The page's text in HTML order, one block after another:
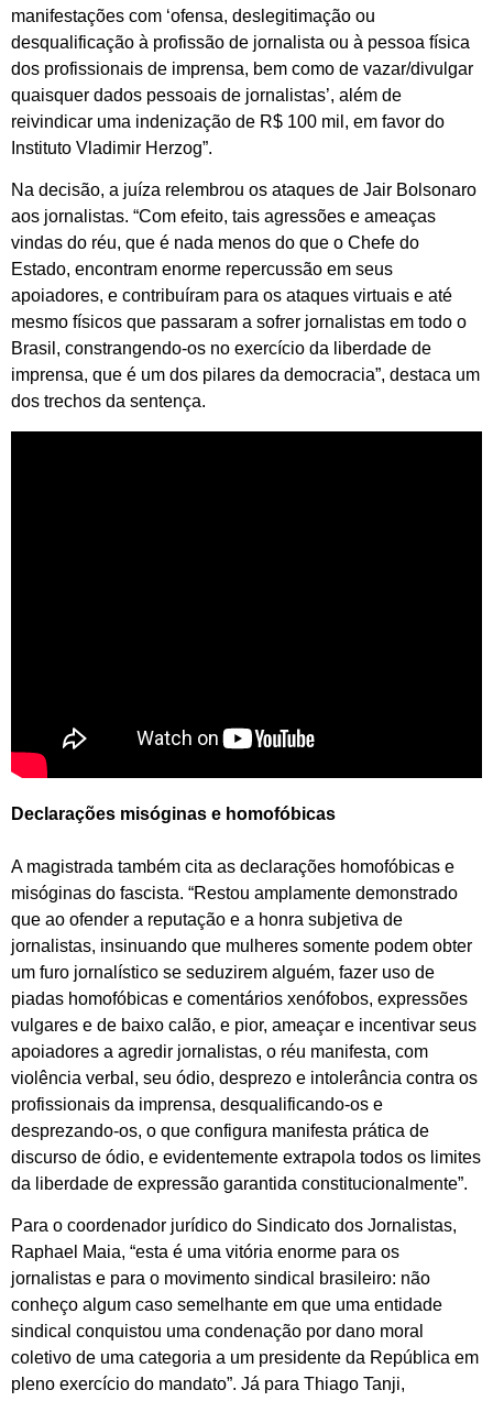
manifestações com ‘ofensa, deslegitimação ou
desqualificação à profissão de jornalista ou à pessoa física
dos profissionais de imprensa, bem como de vazar/divulgar
quaisquer dados pessoais de jornalistas’, além de
reivindicar uma indenização de R$ 100 mil, em favor do
Instituto Vladimir Herzog”.
Na decisão, a juíza relembrou os ataques de Jair Bolsonaro
aos jornalistas. “Com efeito, tais agressões e ameaças
vindas do réu, que é nada menos do que o Chefe do
Estado, encontram enorme repercussão em seus
apoiadores, e contribuíram para os ataques virtuais e até
mesmo físicos que passaram a sofrer jornalistas em todo o
Brasil, constrangendo-os no exercício da liberdade de
imprensa, que é um dos pilares da democracia”, destaca um
dos trechos da sentença.
Declarações misóginas e homofóbicas
A magistrada também cita as declarações homofóbicas e
misóginas do fascista. “Restou amplamente demonstrado
que ao ofender a reputação e a honra subjetiva de
jornalistas, insinuando que mulheres somente podem obter
um furo jornalístico se seduzirem alguém, fazer uso de
piadas homofóbicas e comentários xenófobos, expressões
vulgares e de baixo calão, e pior, ameaçar e incentivar seus
apoiadores a agredir jornalistas, o réu manifesta, com
violência verbal, seu ódio, desprezo e intolerância contra os
profissionais da imprensa, desqualificando-os e
desprezando-os, o que configura manifesta prática de
discurso de ódio, e evidentemente extrapola todos os limites
da liberdade de expressão garantida constitucionalmente”.
Para o coordenador jurídico do Sindicato dos Jornalistas,
Raphael Maia, “esta é uma vitória enorme para os
jornalistas e para o movimento sindical brasileiro: não
conheço algum caso semelhante em que uma entidade
sindical conquistou uma condenação por dano moral
coletivo de uma categoria a um presidente da República em
pleno exercício do mandato”. Já para Thiago Tanji,